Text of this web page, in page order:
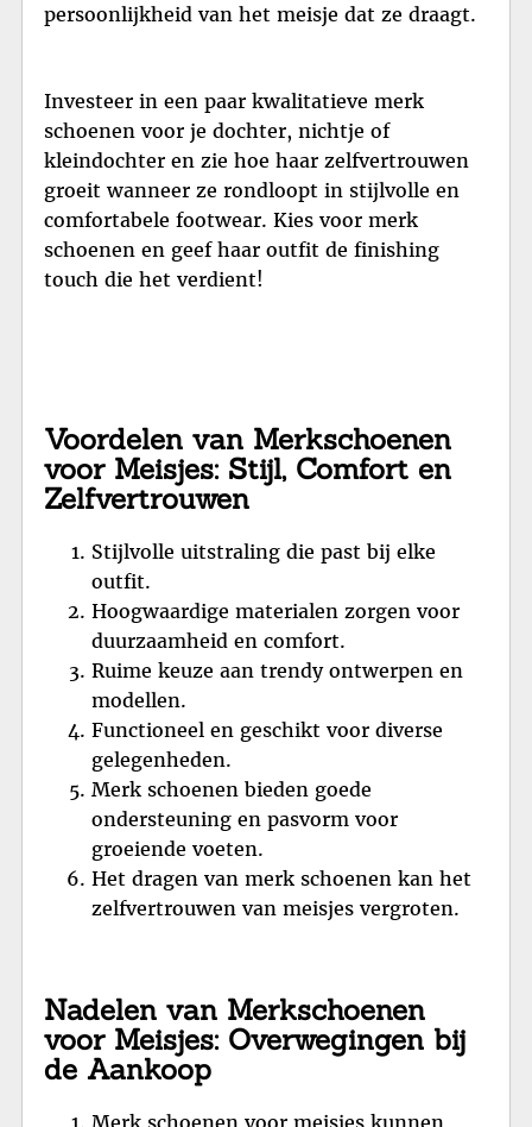
persoonlijkheid van het meisje dat ze draagt.
Investeer in een paar kwalitatieve merk
schoenen voor je dochter, nichtje of
kleindochter en zie hoe haar zelfvertrouwen
groeit wanneer ze rondloopt in stijlvolle en
comfortabele footwear. Kies voor merk
schoenen en geef haar outfit de finishing
touch die het verdient!
Voordelen van Merkschoenen
voor Meisjes: Stijl, Comfort en
Zelfvertrouwen
Stijlvolle uitstraling die past bij elke
outfit.
Hoogwaardige materialen zorgen voor
duurzaamheid en comfort.
Ruime keuze aan trendy ontwerpen en
modellen.
Functioneel en geschikt voor diverse
gelegenheden.
Merk schoenen bieden goede
ondersteuning en pasvorm voor
groeiende voeten.
Het dragen van merk schoenen kan het
zelfvertrouwen van meisjes vergroten.
Nadelen van Merkschoenen
voor Meisjes: Overwegingen bij
de Aankoop